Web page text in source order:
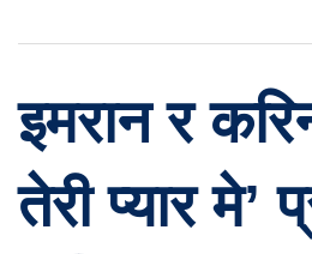
इमरान र
तेरी प्यार मे’